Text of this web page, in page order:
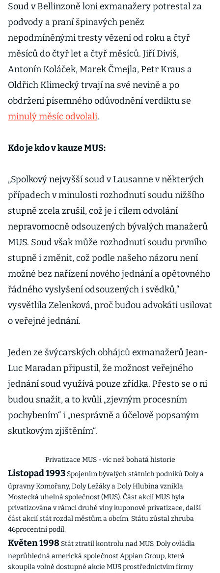
Soud v Bellinzoně loni exmanažery potrestal za
podvody a praní špinavých peněz
nepodmíněnými tresty vězení od roku a čtyř
měsíců do čtyř let a čtyř měsíců. Jiří Diviš,
Antonín Koláček, Marek Čmejla, Petr Kraus a
Oldřich Klimecký trvají na své nevině a po
obdržení písemného odůvodnění verdiktu se
minulý měsíc odvolali.
Kdo je kdo v kauze MUS:
„Spolkový nejvyšší soud v Lausanne v některých
případech v minulosti rozhodnutí soudu nižšího
stupně zcela zrušil, což je i cílem odvolání
nepravomocně odsouzených bývalých manažerů
MUS. Soud však může rozhodnutí soudu prvního
stupně i změnit, což podle našeho názoru není
možné bez nařízení nového jednání a opětovného
řádného vyslyšení odsouzených i svědků,“
vysvětlila Zelenková, proč budou advokáti usilovat
o veřejné jednání.
Jeden ze švýcarských obhájců exmanažerů Jean-
Luc Maradan připustil, že možnost veřejného
jednání soud využívá pouze zřídka. Přesto se o ni
budou snažit, a to kvůli „zjevným procesním
pochybením“ i „nesprávně a účelově popsaným
skutkovým zjištěním“.
Privatizace MUS - víc než bohatá historie
Listopad 1993 Spojením bývalých státních podniků Doly a
úpravny Komořany, Doly Ležáky a Doly Hlubina vznikla
Mostecká uhelná společnost (MUS). Část akcií MUS byla
privatizována v rámci druhé vlny kuponové privatizace, další
část akcií stát rozdal městům a obcím. Státu zůstal zhruba
46procentní podíl.
Květen 1998 Stát ztratil kontrolu nad MUS. Doly ovládla
neprůhledná americká společnost Appian Group, která
skoupila volně dostupné akcie MUS prostřednictvím firmy